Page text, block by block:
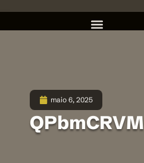
maio 6, 2025
QPbmCRVM